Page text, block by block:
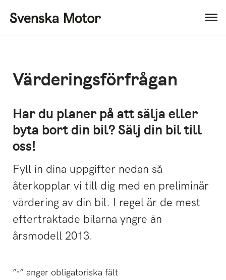
Värderingsförfrågan
Har du planer på att sälja eller
byta bort din bil? Sälj din bil till
oss!
Fyll in dina uppgifter nedan så
återkopplar vi till dig med en preliminär
värdering av din bil. I regel är de mest
eftertraktade bilarna yngre än
årsmodell 2013.
”*” anger obligatoriska fält